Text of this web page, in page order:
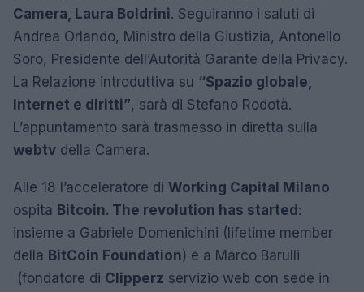
Camera, Laura Boldrini. Seguiranno i saluti di
Andrea Orlando, Ministro della Giustizia, Antonello
Soro, Presidente dell’Autorità Garante della Privacy.
La Relazione introduttiva su “Spazio globale,
Internet e diritti”, sarà di Stefano Rodotà.
L’appuntamento sarà trasmesso in diretta sulla
webtv della Camera.
Alle 18 l’acceleratore di Working Capital Milano
ospita Bitcoin. The revolution has started :
insieme a Gabriele Domenichini (lifetime member
della BitCoin Foundation) e a Marco Barulli
(fondatore di Clipperz servizio web con sede in